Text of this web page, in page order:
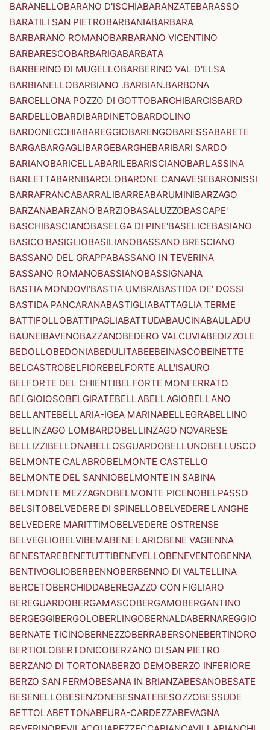
BARANELLOBARANO D'ISCHIABARANZATEBARASSO
BARATILI SAN PIETROBARBANIABARBARA
BARBARANO ROMANOBARBARANO VICENTINO
BARBARESCOBARBARIGABARBATA
BARBERINO DI MUGELLOBARBERINO VAL D'ELSA
BARBIANELLOBARBIANO .BARBIAN.BARBONA
BARCELLONA POZZO DI GOTTOBARCHIBARCISBARD
BARDELLOBARDIBARDINETOBARDOLINO
BARDONECCHIABAREGGIOBARENGOBARESSABARETE
BARGABARGAGLIBARGEBARGHEBARIBARI SARDO
BARIANOBARICELLABARILEBARISCIANOBARLASSINA
BARLETTABARNIBAROLOBARONE CANAVESEBARONISSI
BARRAFRANCABARRALIBARREABARUMINIBARZAGO
BARZANABARZANO'BARZIOBASALUZZOBASCAPE'
BASCHIBASCIANOBASELGA DI PINE'BASELICEBASIANO
BASICO'BASIGLIOBASILIANOBASSANO BRESCIANO
BASSANO DEL GRAPPABASSANO IN TEVERINA
BASSANO ROMANOBASSIANOBASSIGNANA
BASTIA MONDOVI'BASTIA UMBRABASTIDA DE' DOSSI
BASTIDA PANCARANABASTIGLIABATTAGLIA TERME
BATTIFOLLOBATTIPAGLIABATTUDABAUCINABAULADU
BAUNEIBAVENOBAZZANOBEDERO VALCUVIABEDIZZOLE
BEDOLLOBEDONIABEDULITABEEBEINASCOBEINETTE
BELCASTROBELFIOREBELFORTE ALL'ISAURO
BELFORTE DEL CHIENTIBELFORTE MONFERRATO
BELGIOIOSOBELGIRATEBELLABELLAGIOBELLANO
BELLANTEBELLARIA-IGEA MARINABELLEGRABELLINO
BELLINZAGO LOMBARDOBELLINZAGO NOVARESE
BELLIZZIBELLONABELLOSGUARDOBELLUNOBELLUSCO
BELMONTE CALABROBELMONTE CASTELLO
BELMONTE DEL SANNIOBELMONTE IN SABINA
BELMONTE MEZZAGNOBELMONTE PICENOBELPASSO
BELSITOBELVEDERE DI SPINELLOBELVEDERE LANGHE
BELVEDERE MARITTIMOBELVEDERE OSTRENSE
BELVEGLIOBELVIBEMABENE LARIOBENE VAGIENNA
BENESTAREBENETUTTIBENEVELLOBENEVENTOBENNA
BENTIVOGLIOBERBENNOBERBENNO DI VALTELLINA
BERCETOBERCHIDDABEREGAZZO CON FIGLIARO
BEREGUARDOBERGAMASCOBERGAMOBERGANTINO
BERGEGGIBERGOLOBERLINGOBERNALDABERNAREGGIO
BERNATE TICINOBERNEZZOBERRABERSONEBERTINORO
BERTIOLOBERTONICOBERZANO DI SAN PIETRO
BERZANO DI TORTONABERZO DEMOBERZO INFERIORE
BERZO SAN FERMOBESANA IN BRIANZABESANOBESATE
BESENELLOBESENZONEBESNATEBESOZZOBESSUDE
BETTOLABETTONABEURA-CARDEZZABEVAGNA